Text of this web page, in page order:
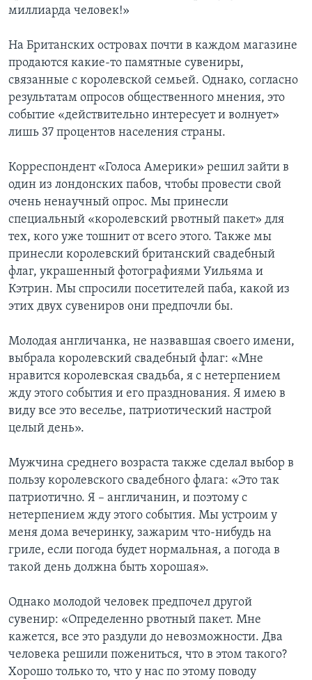
миллиарда человек!»
На Британских островах почти в каждом магазине
продаются какие-то памятные сувениры,
связанные с королевской семьей. Однако, согласно
результатам опросов общественного мнения, это
событие «действительно интересует и волнует»
лишь 37 процентов населения страны.
Корреспондент «Голоса Америки» решил зайти в
один из лондонских пабов, чтобы провести свой
очень ненаучный опрос. Мы принесли
специальный «королевский рвотный пакет» для
тех, кого уже тошнит от всего этого. Также мы
принесли королевский британский свадебный
флаг, украшенный фотографиями Уильяма и
Кэтрин. Мы спросили посетителей паба, какой из
этих двух сувениров они предпочли бы.
Молодая англичанка, не назвавшая своего имени,
выбрала королевский свадебный флаг: «Мне
нравится королевская свадьба, я с нетерпением
жду этого события и его празднования. Я имею в
виду все это веселье, патриотический настрой
целый день».
Мужчина среднего возраста также сделал выбор в
пользу королевского свадебного флага: «Это так
патриотично. Я – англичанин, и поэтому с
нетерпением жду этого события. Мы устроим у
меня дома вечеринку, зажарим что-нибудь на
гриле, если погода будет нормальная, а погода в
такой день должна быть хорошая».
Однако молодой человек предпочел другой
сувенир: «Определенно рвотный пакет. Мне
кажется, все это раздули до невозможности. Два
человека решили пожениться, что в этом такого?
Хорошо только то, что у нас по этому поводу